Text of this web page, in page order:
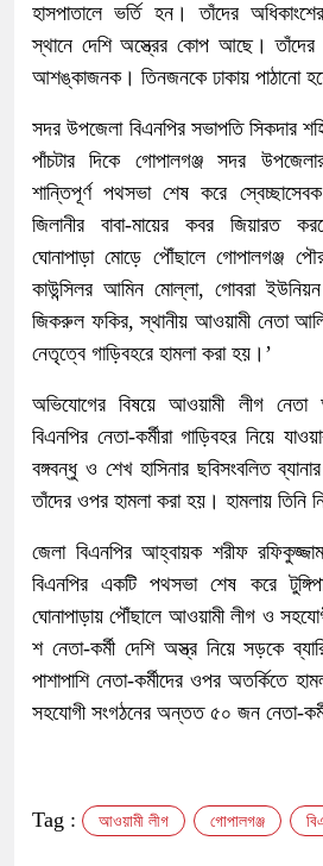
হাসপাতালে ভর্তি হন। তাঁদের
স্থানে দেশি অস্ত্রের কোপ আছে।
আশঙ্কাজনক। তিনজনকে ঢাকায় পাঠানো
সদর উপজেলা বিএনপির সভাপতি সিকদার
পাঁচটার দিকে গোপালগঞ্জ সদর
শান্তিপূর্ণ পথসভা শেষ করে
জিলানীর বাবা-মায়ের কবর জিয়ারত
ঘোনাপাড়া মোড়ে পৌঁছালে গোপালগঞ্জ
কাউন্সিলর আমিন মোল্লা, গোবরা
জিকরুল ফকির, স্থানীয় আওয়ামী নেতা
নেতৃত্বে গাড়িবহরে হামলা করা হয়।’
অভিযোগের বিষয়ে আওয়ামী লীগ নেতা
বিএনপির নেতা-কর্মীরা গাড়িবহর নিয়ে
বঙ্গবন্ধু ও শেখ হাসিনার ছবিসংবলিত
তাঁদের ওপর হামলা করা হয়। হামলায়
জেলা বিএনপির আহ্বায়ক শরীফ
বিএনপির একটি পথসভা শেষ করে
ঘোনাপাড়ায় পৌঁছালে আওয়ামী লীগ ও
শ নেতা-কর্মী দেশি অস্ত্র নিয়ে সড়কে
পাশাপাশি নেতা-কর্মীদের ওপর অতর্কিতে
সহযোগী সংগঠনের অন্তত ৫০ জন নেতা-
Tag : আওয়ামী লীগ গোপালগঞ্জ